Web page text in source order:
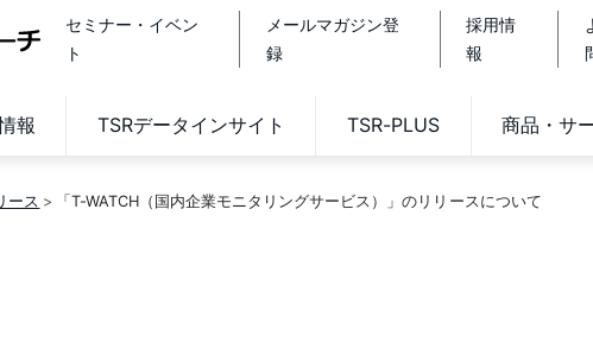
セミナー・イベン
ト
メールマガジン登
録
採用情
報
報 TSRデータインサイト TSR-PLUS 商品・サ
ース 「T-WATCH（国内企業モニタリングサービス）」のリリースについて